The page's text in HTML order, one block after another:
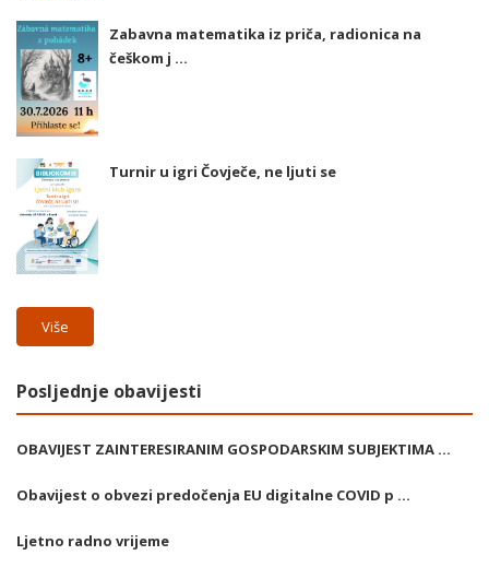
Zabavna matematika iz priča, radionica na
češkom j ...
Turnir u igri Čovječe, ne ljuti se
Više
Posljednje obavijesti
OBAVIJEST ZAINTERESIRANIM GOSPODARSKIM SUBJEKTIMA ...
Obavijest o obvezi predočenja EU digitalne COVID p ...
Ljetno radno vrijeme